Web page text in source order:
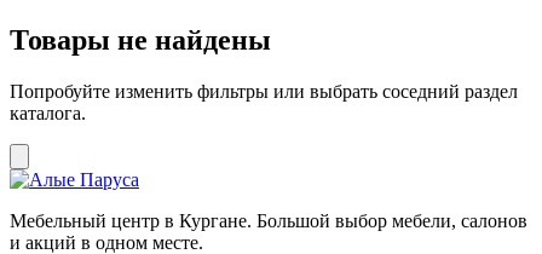
Товары не найдены
Попробуйте изменить фильтры или выбрать соседний раздел
каталога.
Мебельный центр в Кургане. Большой выбор мебели, салонов
и акций в одном месте.